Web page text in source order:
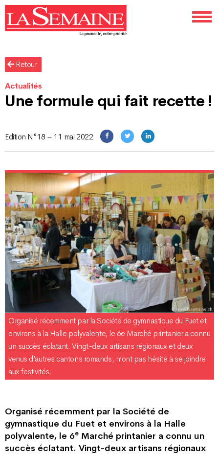
Retour
Actualités
Une formule qui fait recette !
Edition N°18 – 11 mai 2022
Organisé récemment par la Société de gymnastique du Fuet et
environs à la Halle polyvalente, le 6e Marché printanier a connu
un succès éclatant. Vingt-deux artisans régionaux et deux
venus d’autres cantons romands, n’ont pas hésité à se joindre
aux festivités.
Organisé récemment par la Société de
gymnastique du Fuet et environs à la Halle
polyvalente, le 6e Marché printanier a connu un
succès éclatant. Vingt-deux artisans régionaux